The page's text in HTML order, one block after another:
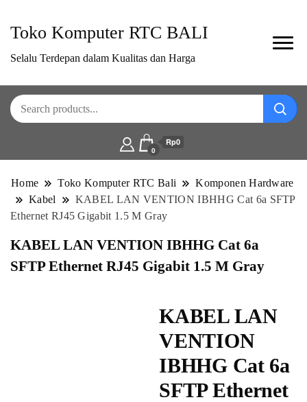
Toko Komputer RTC BALI
Selalu Terdepan dalam Kualitas dan Harga
0
Rp0
Home Toko Komputer RTC Bali
Komponen Hardware
Kabel
KABEL LAN VENTION IBHHG Cat 6a SFTP
Ethernet RJ45 Gigabit 1.5 M Gray
KABEL LAN VENTION IBHHG Cat 6a
SFTP Ethernet RJ45 Gigabit 1.5 M Gray
KABEL LAN
VENTION
IBHHG Cat 6a
SFTP Ethernet